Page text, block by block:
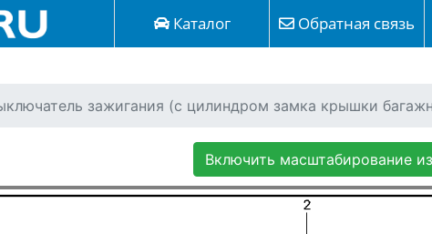
Каталог Обратная связь
зажигания (c цилиндром замка крышки
Включить масштабирование